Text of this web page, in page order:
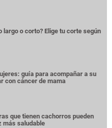
largo o corto? Elige tu corte según
guía para acompañar a su
con cáncer de mama
que tienen cachorros pueden
más saludable